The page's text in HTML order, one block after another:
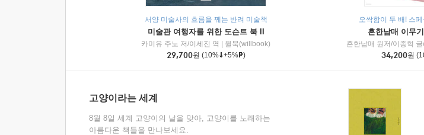
서양 미술사의 흐름을 꿰는 반려 미술책
미술관 여행자를 위한 도슨트 북 II
카미유 주노 저/이세진 역
윌북(willbook)
29,700원 (10% +5% )
오싹함이 두 배! 스
흔한남매 이무
34,200원
고양이라는 세계
8월 8일 세계 고양이의 날을 맞아, 고양이를 노래하는
아름다운 책들을 만나보세요.